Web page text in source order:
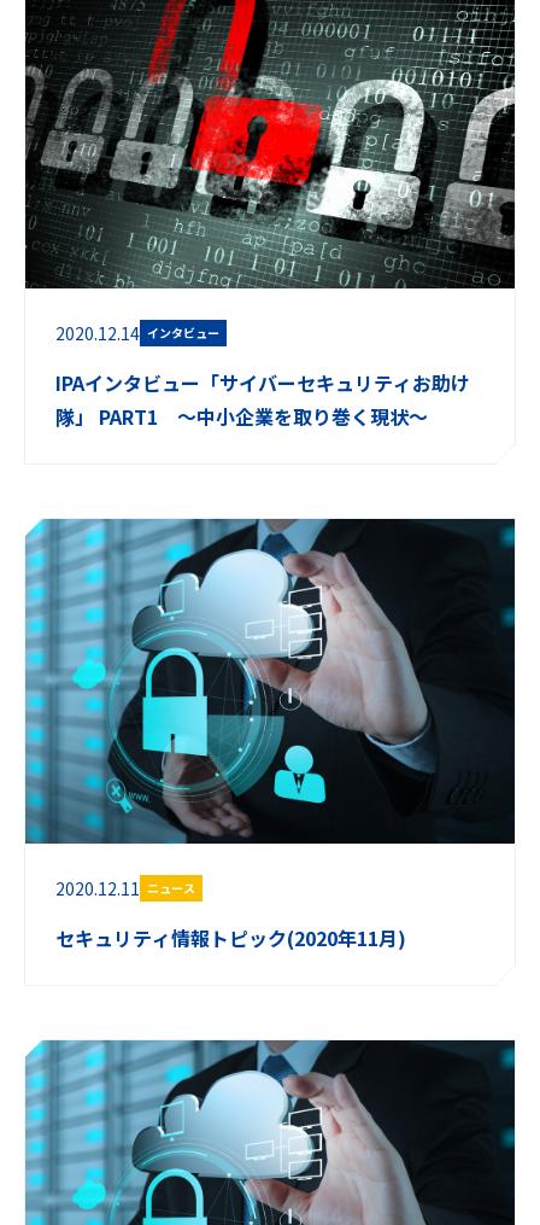
2020.12.14 インタビュー
IPAインタビュー「サイバーセキュリティお助け
隊」 PART1 ～中小企業を取り巻く現状～
2020.12.11 ニュース
セキュリティ情報トピック(2020年11月)